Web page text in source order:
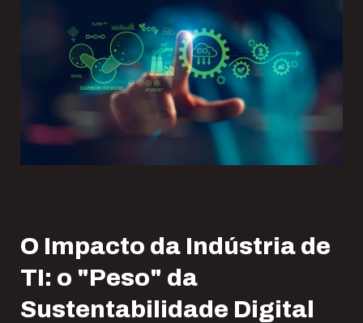
O Impacto da Indústria de
TI: o "Peso" da
Sustentabilidade Digital